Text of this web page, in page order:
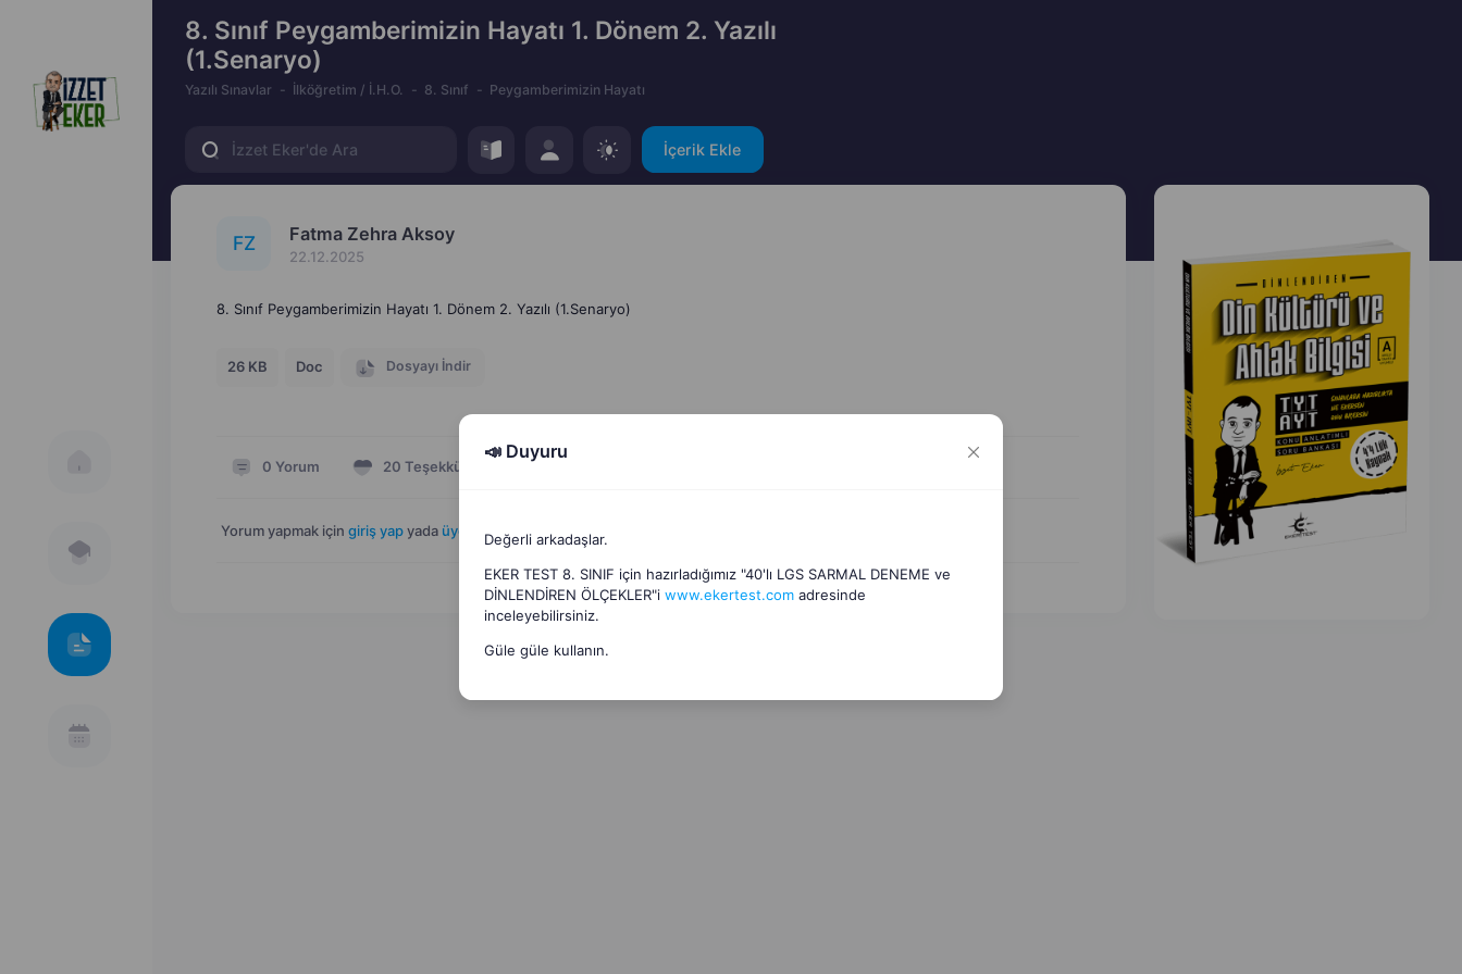
8. Sınıf Peygamberimizin Hayatı 1. Dönem 2. Yazılı
(1.Senaryo)
Yazılı Sınavlar İlköğretim / İ.H.O. 8. Sınıf Peygamberimizin Hayatı
İçerik Ekle
FZ Fatma Zehra Aksoy
22.12.2025
8. Sınıf Peygamberimizin Hayatı 1. Dönem 2. Yazılı (1.Senaryo)
26 KB Doc Dosyayı İndir
0 Yorum 20 Teşekkür Hata Bildir
Yorum yapmak için giriş yap yada üye ol .
📣 Duyuru
Değerli arkadaşlar.
EKER TEST 8. SINIF için hazırladığımız "40'lı LGS SARMAL DENEME ve
DİNLENDİREN ÖLÇEKLER"i www.ekertest.comadresinde
inceleyebilirsiniz.
Güle güle kullanın.